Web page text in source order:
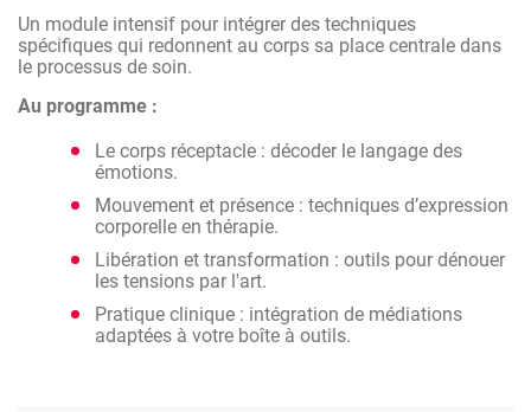
son potentiel créatif.
Un module intensif pour intégrer des techniques
spécifiques qui redonnent au corps sa place centrale dans
le processus de soin.
Au programme :
Le corps réceptacle : décoder le langage des
émotions.
Mouvement et présence : techniques d’expression
corporelle en thérapie.
Libération et transformation : outils pour dénouer
les tensions par l'art.
Pratique clinique : intégration de médiations
adaptées à votre boîte à outils.